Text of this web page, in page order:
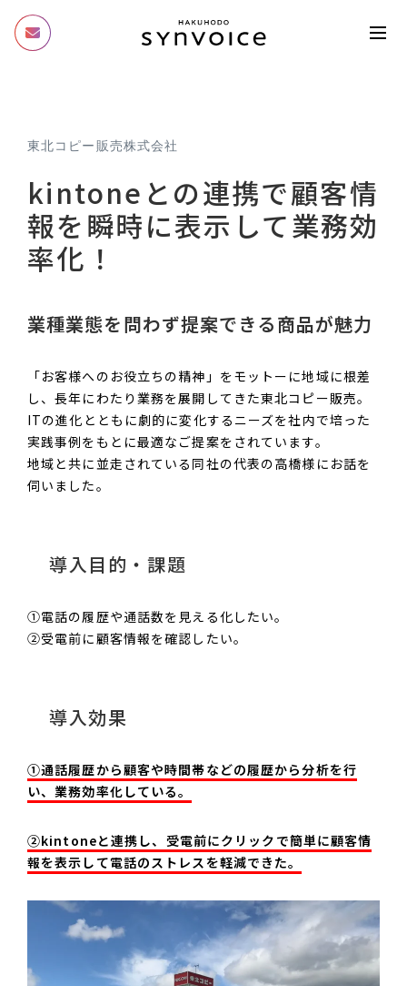
東北コピー販売株式会社
kintoneとの連携で顧客情
報を瞬時に表示して業務効
率化！
業種業態を問わず提案できる商品が魅力
「お客様へのお役立ちの精神」をモットーに地域に根差
し、長年にわたり業務を展開してきた東北コピー販売。
ITの進化とともに劇的に変化するニーズを社内で培った
実践事例をもとに最適なご提案をされています。
地域と共に並走されている同社の代表の高橋様にお話を
伺いました。
導入目的・課題
①電話の履歴や通話数を見える化したい。
②受電前に顧客情報を確認したい。
導入効果
①通話履歴から顧客や時間帯などの履歴から分析を行
い、業務効率化している。
②kintoneと連携し、受電前にクリックで簡単に顧客情
報を表示して電話のストレスを軽減できた。